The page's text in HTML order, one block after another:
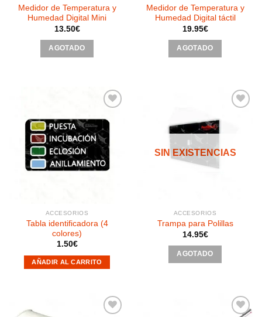
Medidor de Temperatura y
Humedad Digital Mini
13.50€
AGOTADO
Medidor de Temperatura y
Humedad Digital táctil
19.95€
AGOTADO
Añadir
a la
lista de
deseos
ACCESORIOS
Tabla identificadora (4
colores)
1.50€
AÑADIR AL CARRITO
lista de
SIN EXISTENCIAS
ACCESORIOS
Trampa para Polillas
14.95€
AGOTADO